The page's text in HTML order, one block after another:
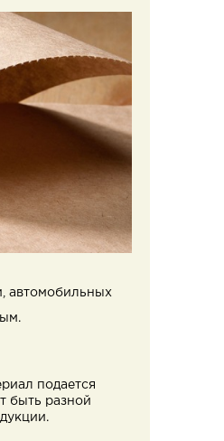
автомобильных
подается
быть разной